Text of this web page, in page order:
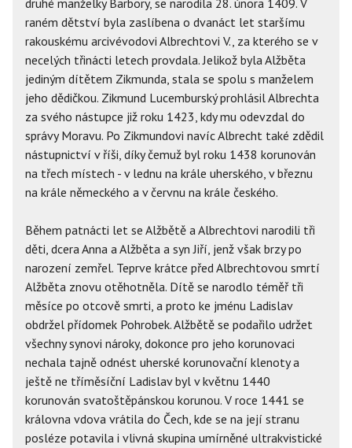
druhé manželky Barbory, se narodila 28. února 1409. V
raném dětství byla zaslíbena o dvanáct let staršímu
rakouskému arcivévodovi Albrechtovi V., za kterého se v
necelých třinácti letech provdala. Jelikož byla Alžběta
jediným dítětem Zikmunda, stala se spolu s manželem
jeho dědičkou. Zikmund Lucemburský prohlásil Albrechta
za svého nástupce již roku 1423, kdy mu odevzdal do
správy Moravu. Po Zikmundovi navíc Albrecht také zdědil
nástupnictví v říši, díky čemuž byl roku 1438 korunován
na třech místech - v lednu na krále uherského, v březnu
na krále německého a v červnu na krále českého.
Během patnácti let se Alžbětě a Albrechtovi narodili tři
děti, dcera Anna a Alžběta a syn Jiří, jenž však brzy po
narození zemřel. Teprve krátce před Albrechtovou smrtí
Alžběta znovu otěhotněla. Dítě se narodlo téměř tři
měsíce po otcově smrti, a proto ke jménu Ladislav
obdržel přídomek Pohrobek. Alžbětě se podařilo udržet
všechny synovi nároky, dokonce pro jeho korunovaci
nechala tajně odnést uherské korunovační klenoty a
ještě ne tříměsíční Ladislav byl v květnu 1440
korunován svatoštěpánskou korunou. V roce 1441 se
královna vdova vrátila do Čech, kde se na její stranu
posléze potavila i vlivná skupina umírněné ultrakvistické